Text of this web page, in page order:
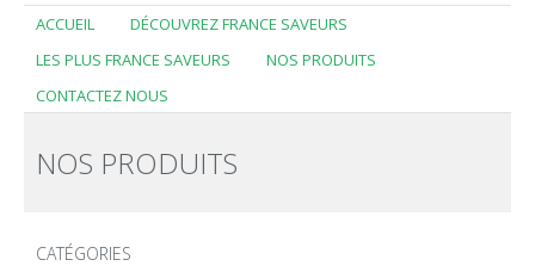
ACCUEIL
DÉCOUVREZ FRANCE SAVEURS
LES PLUS FRANCE SAVEURS
NOS PRODUITS
CONTACTEZ NOUS
NOS PRODUITS
CATÉGORIES